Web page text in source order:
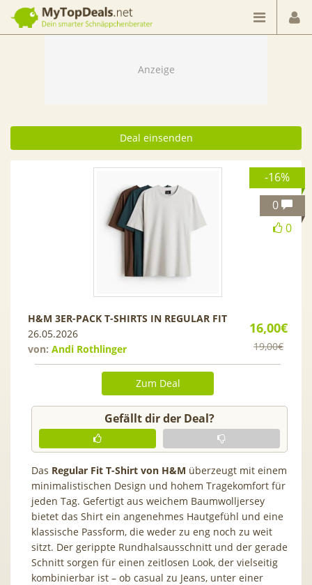
Dein smarter Schnäppchenberater
Deal einsenden
-16%
0
0
16,00€
19,00€
H&M 3ER-PACK T-SHIRTS IN REGULAR FIT
26.05.2026
von: Andi Rothlinger
Zum Deal
Gefällt dir der Deal?
Das Regular Fit T-Shirt von H&M überzeugt mit einem
minimalistischen Design und hohem Tragekomfort für
jeden Tag. Gefertigt aus weichem Baumwolljersey
bietet das Shirt ein angenehmes Hautgefühl und eine
klassische Passform, die weder zu eng noch zu weit
sitzt. Der gerippte Rundhalsausschnitt und der gerade
Schnitt sorgen für einen zeitlosen Look, der vielseitig
kombinierbar ist – ob casual zu Jeans, unter einer